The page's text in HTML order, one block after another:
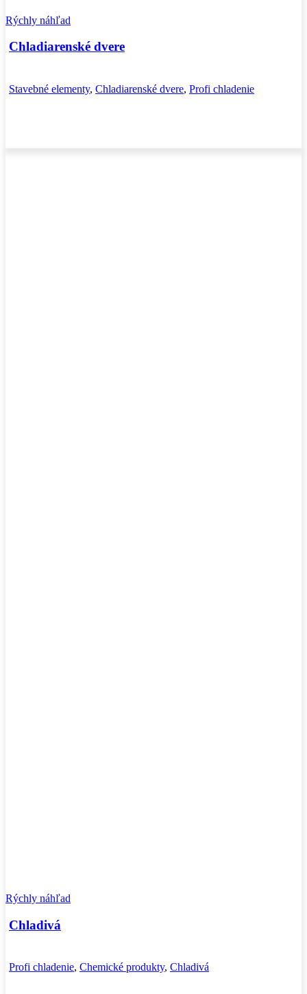
Rýchly náhľad
Chladiarenské dvere
Stavebné elementy, Chladiarenské dvere, Profi chladenie
Rýchly náhľad
Chladivá
Profi chladenie, Chemické produkty, Chladivá